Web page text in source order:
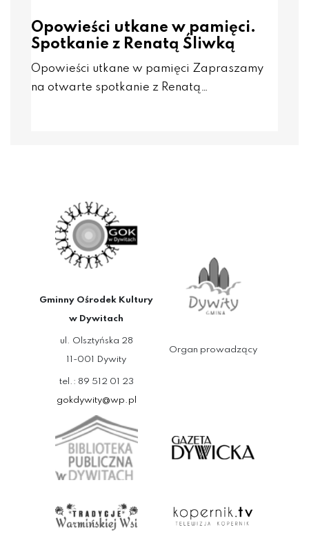
Opowieści utkane w pamięci.
Spotkanie z Renatą Śliwką
Opowieści utkane w pamięci Zapraszamy
na otwarte spotkanie z Renatą…
Gminny Ośrodek Kultury
w Dywitach
ul. Olsztyńska 28
11-001 Dywity
tel.: 89 512 01 23
gokdywity@wp.pl
Organ prowadzący